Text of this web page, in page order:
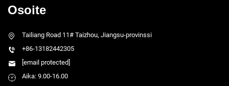
Osoite
Tailiang Road 11# Taizhou, Jiangsu-provinssi
+86-13182442305
[email protected]
Aika: 9.00-16.00